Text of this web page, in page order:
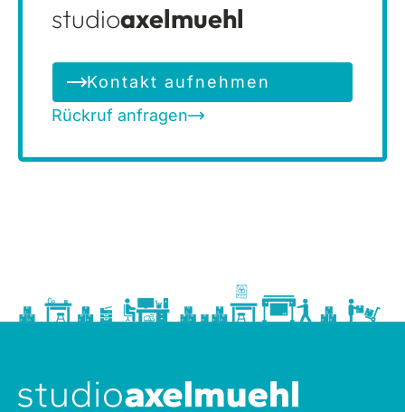
studioaxelmuehl
Kontakt aufnehmen
Rückruf anfragen